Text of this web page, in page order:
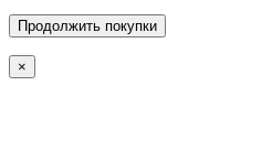
Продолжить покупки
×